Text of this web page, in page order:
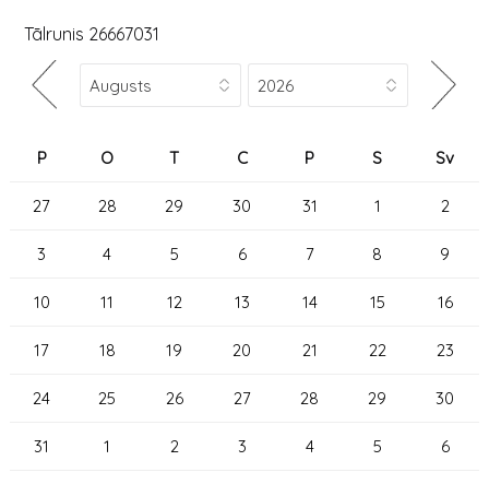
Tālrunis 26667031
P O T C P S Sv
27 28 29 30 31 1 2
3 4 5 6 7 8 9
10 11 12 13 14 15 16
17 18 19 20 21 22 23
24 25 26 27 28 29 30
31 1 2 3 4 5 6